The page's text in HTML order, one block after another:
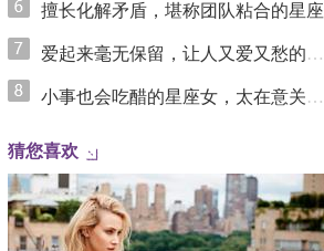
擅长化解矛盾，堪称团队粘合的星座
爱起来毫无保留，让人又爱又愁的星座
小事也会吃醋的星座女，太在意关系里的安全感
猜您喜欢